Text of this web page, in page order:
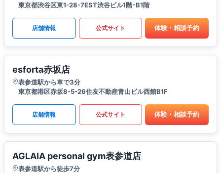
東京都渋谷区東1-28-7EST渋谷ビル1階･B1階
店舗情報 公式サイト 体験・相談予約
esforta赤坂店
表参道駅から車で3分
東京都港区赤坂8-5-26住友不動産青山ビル西館B1F
店舗情報 公式サイト 体験・相談予約
AGLAIA personal gym表参道店
表参道駅から徒歩7分